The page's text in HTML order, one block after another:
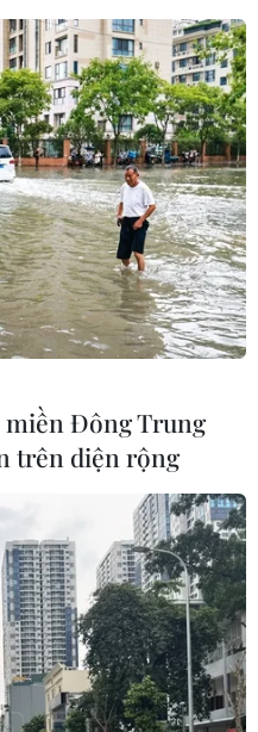
miền Đông Trung
trên diện rộng